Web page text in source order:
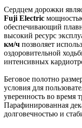
Сердцем дорожки
Fuji Electric
обеспечивающий
высокий ресурс
км/ч позволяет
оздоровительной
интенсивных
Беговое полотно
условия для
уверенность во время
Парафинированная
долговечностью и